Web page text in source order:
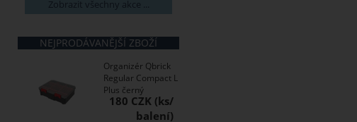
Zobrazit všechny akce ...
NEJPRODÁVANĚJŠÍ ZBOŽÍ
Organizér Qbrick
Regular Compact L
Plus černý
180 CZK